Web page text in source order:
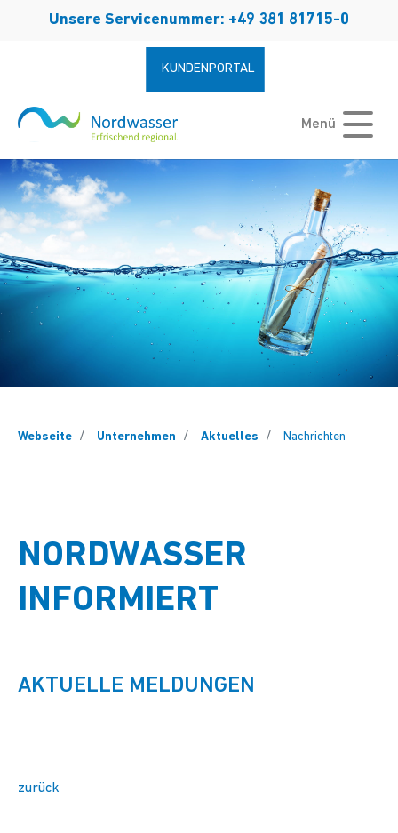
Unsere Servicenummer: +49 381 81715-0
KUNDENPORTAL
Menü
Webseite Unternehmen Aktuelles Nachrichten
NORDWASSER
INFORMIERT
AKTUELLE MELDUNGEN
zurück